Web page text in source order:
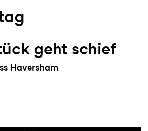
geht schief
Haversham